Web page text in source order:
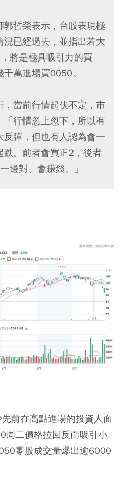
哲榮表示，台股表現極
已經過去，並指出若大
將是極具吸引力的買
萬進場買0050。
當前行情起伏不定，市
行情忽上忽下，所以有
反彈，但也有人認為會一
跌。前者會買正2，後者
邊對、會賺錢。」
前在高點進場的投資人面
周二價格拉回反而吸引小
零股成交量爆出逾6000